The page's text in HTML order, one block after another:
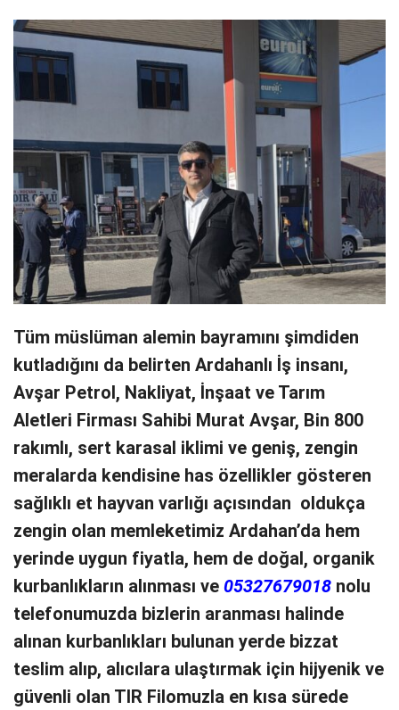
Tüm müslüman alemin bayramını şimdiden
kutladığını da belirten Ardahanlı İş insanı,
Avşar Petrol, Nakliyat, İnşaat ve Tarım
Aletleri Firması Sahibi Murat Avşar, Bin 800
rakımlı, sert karasal iklimi ve geniş, zengin
meralarda kendisine has özellikler gösteren
sağlıklı et hayvan varlığı açısından oldukça
zengin olan memleketimiz Ardahan’da hem
yerinde uygun fiyatla, hem de doğal, organik
kurbanlıkların alınması ve 05327679018 nolu
telefonumuzda bizlerin aranması halinde
alınan kurbanlıkları bulunan yerde bizzat
teslim alıp, alıcılara ulaştırmak için hijyenik ve
güvenli olan TIR Filomuzla en kısa sürede